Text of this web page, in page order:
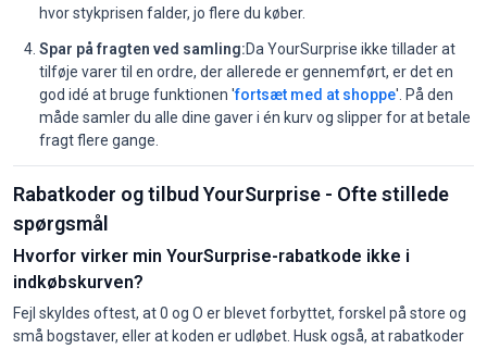
hvor stykprisen falder, jo flere du køber.
Spar på fragten ved samling:Da YourSurprise ikke tillader at
tilføje varer til en ordre, der allerede er gennemført, er det en
god idé at bruge funktionen 'fortsæt med at shoppe'. På den
måde samler du alle dine gaver i én kurv og slipper for at betale
fragt flere gange.
Rabatkoder og tilbud YourSurprise - Ofte stillede
spørgsmål
Hvorfor virker min YourSurprise-rabatkode ikke i
indkøbskurven?
Fejl skyldes oftest, at 0 og O er blevet forbyttet, forskel på store og
små bogstaver, eller at koden er udløbet. Husk også, at rabatkoder